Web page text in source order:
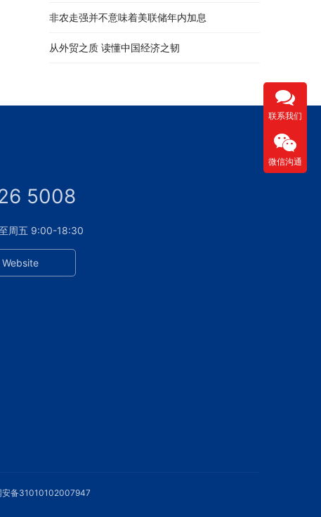
非农走强并不意味着美联储年内加息
从外贸之质 读懂中国经济之韧
5008
周五 9:00-18:30
Website
安备31010102007947
联系我们
微信沟通